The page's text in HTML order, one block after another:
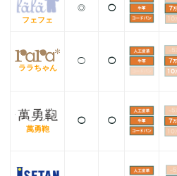
フェフェ
◎ ◯
ララちゃん
◯ ◯
萬勇鞄
◯ ◯